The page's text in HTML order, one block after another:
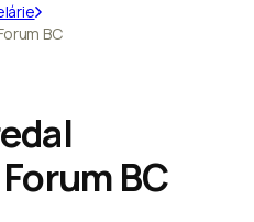
Ponuka kancelárií
Prieskum trhu
Kontakt
BC
BC